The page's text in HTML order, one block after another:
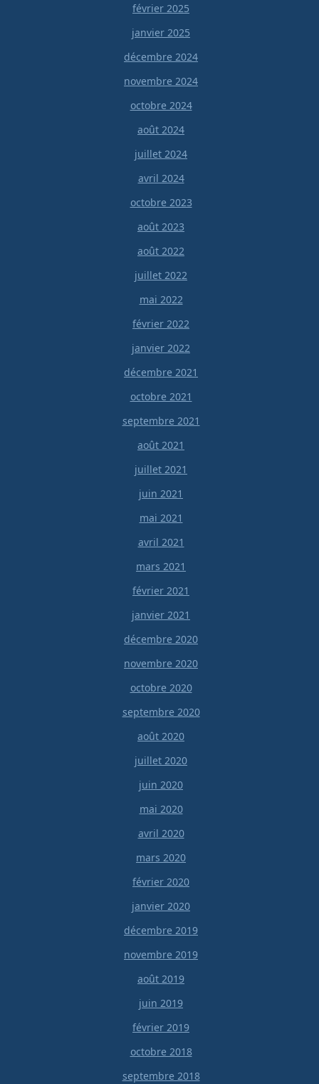
février 2025
janvier 2025
décembre 2024
novembre 2024
octobre 2024
août 2024
juillet 2024
avril 2024
octobre 2023
août 2023
août 2022
juillet 2022
mai 2022
février 2022
janvier 2022
décembre 2021
octobre 2021
septembre 2021
août 2021
juillet 2021
juin 2021
mai 2021
avril 2021
mars 2021
février 2021
janvier 2021
décembre 2020
novembre 2020
octobre 2020
septembre 2020
août 2020
juillet 2020
juin 2020
mai 2020
avril 2020
mars 2020
février 2020
janvier 2020
décembre 2019
novembre 2019
août 2019
juin 2019
février 2019
octobre 2018
septembre 2018